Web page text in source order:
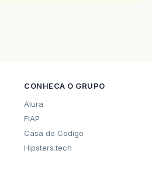
CONHECA O GRUPO
Alura
FIAP
Casa do Codigo
Hipsters.tech